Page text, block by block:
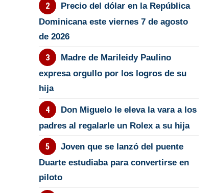
Precio del dólar en la República
Dominicana este viernes 7 de agosto
de 2026
Madre de Marileidy Paulino
expresa orgullo por los logros de su
hija
Don Miguelo le eleva la vara a los
padres al regalarle un Rolex a su hija
Joven que se lanzó del puente
Duarte estudiaba para convertirse en
piloto